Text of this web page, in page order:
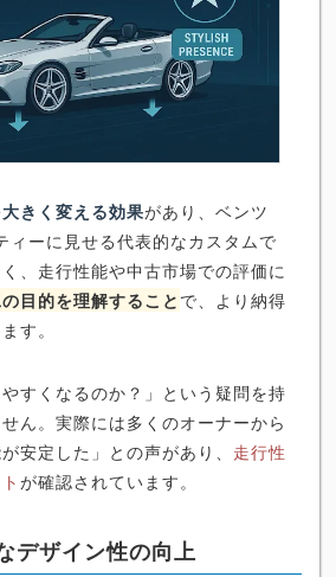
きく変える効果があり、ベンツ
ィーに見せる代表的なカスタムで
、走行性能や中古市場での評価に
目的を理解すること で、より納得
す。
すくなるのか？」という疑問を持
ん。実際には多くのオーナーから
安定した」との声があり、 走行性
が確認されています。
デザイン性の向上